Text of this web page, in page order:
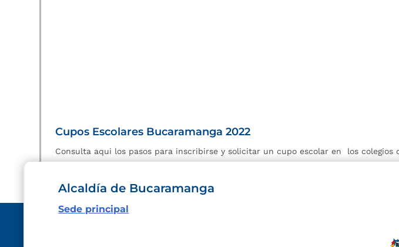
Cupos Escolares Bucaramanga 2022
Consulta aqui los pasos para inscribirse y solicitar un cupo escolar en los colegios
Alcaldía de Bucaramanga
Sede principal